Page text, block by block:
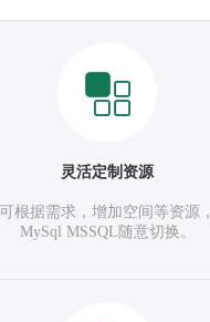
灵活定制资源
可根据需求，增加空间等资源，
MySql MSSQL随意切换。